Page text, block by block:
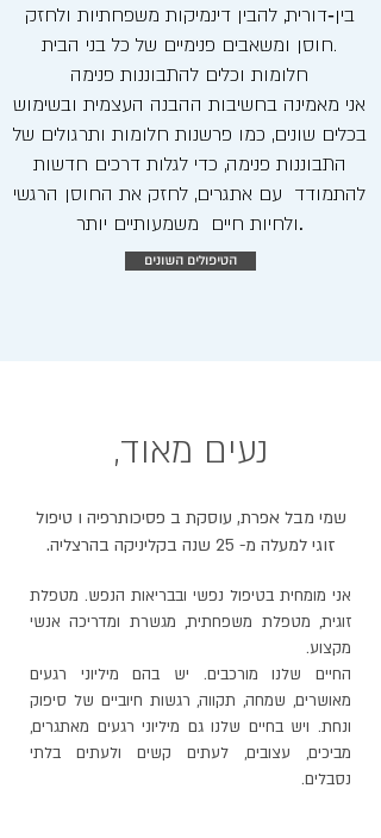
בין‑דורית, להבין דינמיקות משפחתיות ולחזק
חוסן ומשאבים פנימיים של כל בני הבית.
חלומות וכלים להתבוננות פנימה
אני מאמינה בחשיבות ההבנה העצמית ובשימוש
בכלים שונים, כמו פרשנות חלומות ותרגולים של
התבוננות פנימה, כדי לגלות דרכים חדשות
להתמודד עם אתגרים, לחזק את החוסן הרגשי
ולחיות חיים משמעותיים יותר.
הטיפולים השונים
נעים מאוד,
שמי מבל אפרת, עוסקת ב פסיכותרפיה ו טיפול
זוגי למעלה מ- 25 שנה בקליניקה בהרצליה.
אני מומחית בטיפול נפשי ובבריאות הנפש. מטפלת
זוגית, מטפלת משפחתית, מגשרת ומדריכה אנשי
מקצוע.
החיים שלנו מורכבים. יש בהם מיליוני רגעים
מאושרים, שמחה, תקווה, רגשות חיוביים של סיפוק
ונחת. ויש בחיים שלנו גם מיליוני רגעים מאתגרים,
מביכים, עצובים, לעתים קשים ולעתים בלתי
נסבלים.